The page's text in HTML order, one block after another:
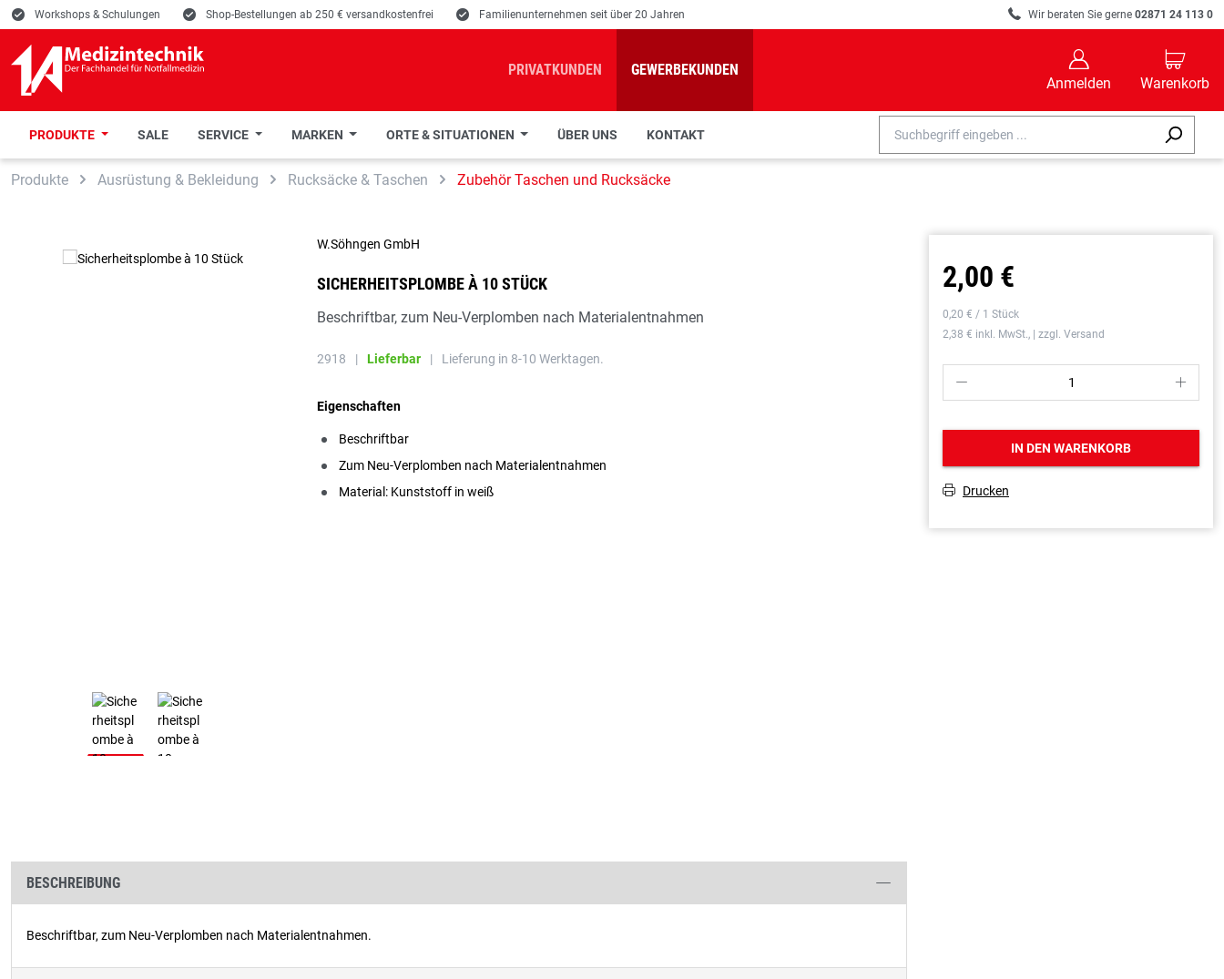
Zur Suche springen
Zur Hauptnavigation springen
E Workshops & Schulungen E Shop-Bestellungen ab 250 € versandkostenfrei E Familienunternehmen seit über 20 Jahren R Wir beraten Sie gerne 02871 24 113 0
PRIVATKUNDEN GEWERBEKUNDEN
B
Anmelden
C
Warenkorb
PRODUKTE SALE SERVICE MARKEN ORTE & SITUATIONEN ÜBER UNS KONTAKT
Produkte Ausrüstung & Bekleidung Rucksäcke & Taschen Zubehör Taschen und Rucksäcke
SICHERHEITSPLOMBE À 10 STÜCK
W.Söhngen GmbH
Beschriftbar, zum Neu-Verplomben nach Materialentnahmen
2918 | Lieferbar | Lieferung in 8-10 Werktagen.
Eigenschaften
Beschriftbar
Zum Neu-Verplomben nach Materialentnahmen
Material: Kunststoff in weiß
BESCHREIBUNG
Beschriftbar, zum Neu-Verplomben nach Materialentnahmen.
2,00 €
0,20 € / 1 Stück
2,38 € inkl. MwSt., | zzgl. Versand
P S
IN DEN WARENKORB
T Drucken